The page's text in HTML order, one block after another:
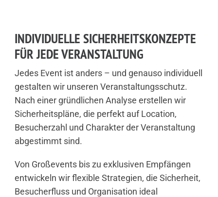
INDIVIDUELLE SICHERHEITSKONZEPTE
FÜR JEDE VERANSTALTUNG
Jedes Event ist anders – und genauso individuell
gestalten wir unseren Veranstaltungsschutz.
Nach einer gründlichen Analyse erstellen wir
Sicherheitspläne, die perfekt auf Location,
Besucherzahl und Charakter der Veranstaltung
abgestimmt sind.
Von Großevents bis zu exklusiven Empfängen
entwickeln wir flexible Strategien, die Sicherheit,
Besucherfluss und Organisation ideal